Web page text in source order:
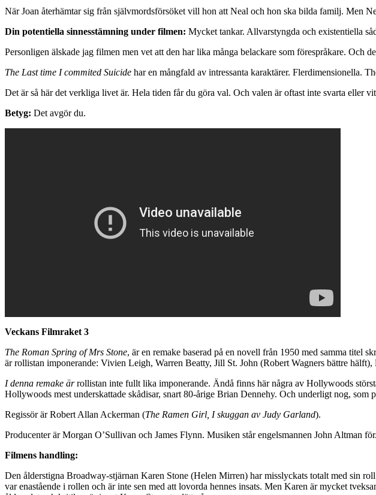
När Joan återhämtar sig från självmordsförsöket vill hon att Neal och hon ska bilda familj. Men
Din potentiella sinnesstämning under filmen: Mycket tankar. Allvarstyngda och existentiella
Personligen älskade jag filmen men vet att den har lika många belackare som förespråkare.
The Last time I commited Suicide har en mångfald av intressanta karaktärer. Flerdimensionella.
Det är så här det verkliga livet är. Hela tiden får du göra val. Och valen är oftast inte svarta eller
Betyg: Det avgör du.
Veckans Filmraket 3
The Roman Spring of Mrs Stone, är en remake baserad på en novell från 1950 med samma titel
är rollistan imponerande: Vivien Leigh, Warren Beatty, Jill St. John (Robert Wagners bättre hälft),
I denna remake ärrollistan inte fullt lika imponerande. Ändå finns här några av Hollywoods
Hollywoods mest underskattade skådisar, snart 80-årige Brian Dennehy. Och underligt nog, som
Regissör är Robert Allan Ackerman (The Ramen Girl, I skuggan av Judy Garland).
Producenter är Morgan O’Sullivan och James Flynn. Musiken står engelsmannen John Altman för.
Filmens handling:
Den ålderstigna Broadway-stjärnan Karen Stone (Helen Mirren) har misslyckats totalt med sin
var enastående i rollen och är inte sen med att lovorda hennes insats. Men Karen är mycket